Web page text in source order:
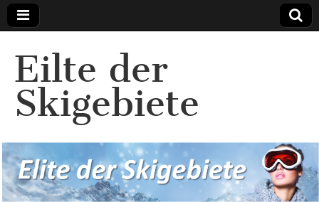
Eilte der
Skigebiete